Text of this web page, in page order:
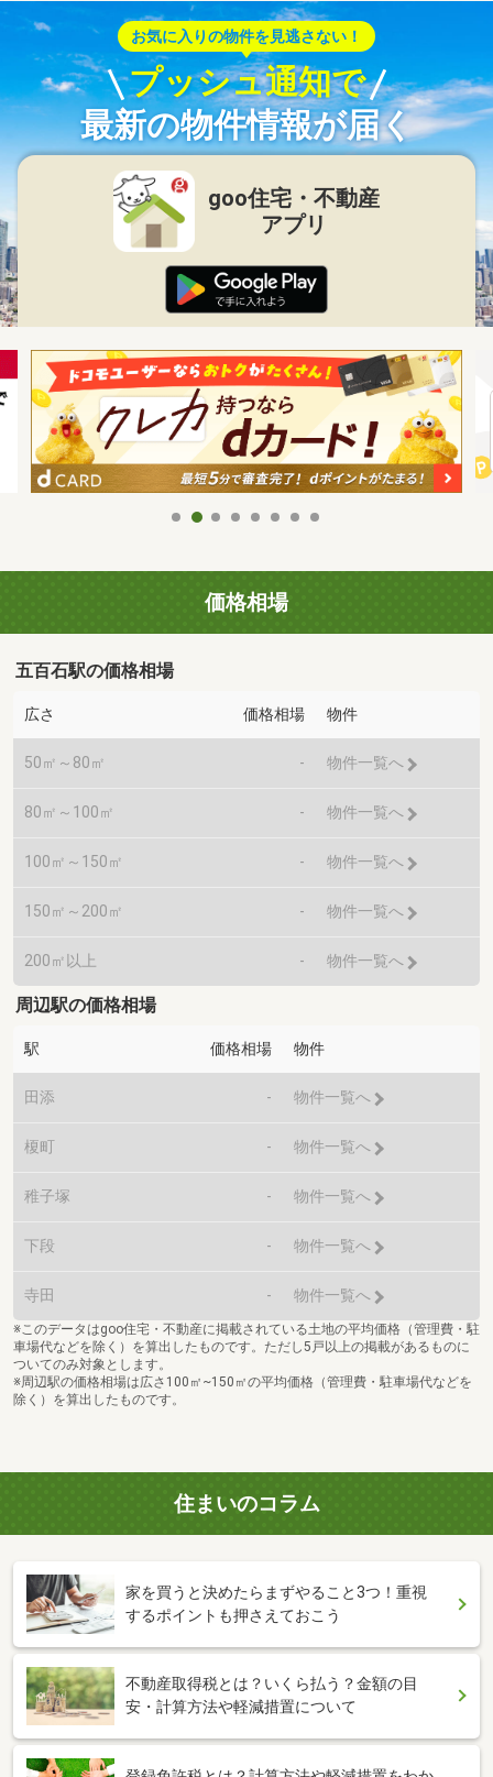
お気に入りの物件を見逃さない！
プッシュ通知で
最新の物件情報が届く
goo住宅・不動産
アプリ
価格相場
五百石駅の価格相場
広さ 価格相場 物件
50㎡～80㎡ - 物件一覧へ
80㎡～100㎡ - 物件一覧へ
100㎡～150㎡ - 物件一覧へ
150㎡～200㎡ - 物件一覧へ
200㎡以上 - 物件一覧へ
周辺駅の価格相場
駅 価格相場 物件
田添 - 物件一覧へ
榎町 - 物件一覧へ
稚子塚 - 物件一覧へ
下段 - 物件一覧へ
寺田 - 物件一覧へ
※このデータはgoo住宅・不動産に掲載されている土地の平均価格（管理費・駐
車場代などを除く）を算出したものです。ただし5戸以上の掲載があるものに
ついてのみ対象とします。
※周辺駅の価格相場は広さ100㎡~150㎡の平均価格（管理費・駐車場代などを
除く）を算出したものです。
住まいのコラム
家を買うと決めたらまずやること3つ！重視
するポイントも押さえておこう
不動産取得税とは？いくら払う？金額の目
安・計算方法や軽減措置について